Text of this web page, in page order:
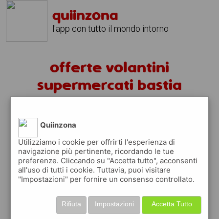
quiinzona
l'app con tutto il mondo intorno
offerte volantini
supermercati bastia
mondovi
volantini bastia mondovi
fai la spesa sotto casa
sfogliagratisivolantinidei supermercati a
bastia mondoviin modofaciledal tuo
scopri le offerte in corso nei punti vendita
Quiinzona
Utilizziamo i cookie per offrirti l'esperienza di
navigazione più pertinente, ricordando le tue
preferenze. Cliccando su "Accetta tutto", acconsenti
all'uso di tutti i cookie. Tuttavia, puoi visitare
"Impostazioni" per fornire un consenso controllato.
Accetta Tutto
Impostazioni
Rifiuta